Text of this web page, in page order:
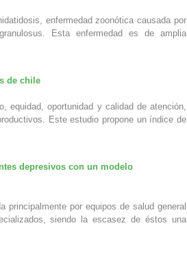
enfermedad zoonótica causada por
Esta enfermedad es de amplia
de chile
equidad, oportunidad y calidad de atención,
Este estudio propone un índice de
depresivos con un modelo
principalmente por equipos de salud general
siendo la escasez de éstos una